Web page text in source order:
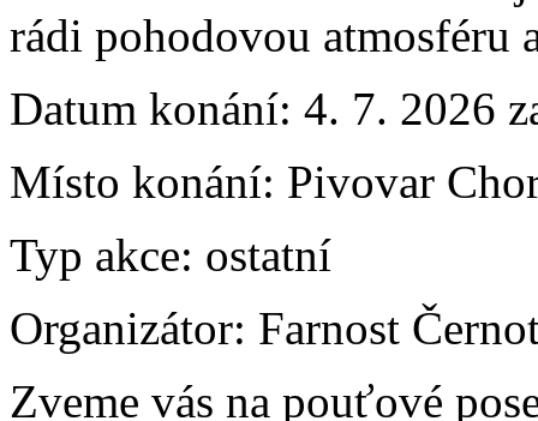
rádi pohodovou atmosféru
Datum konání: 4. 7. 2026
Místo konání: Pivovar
Typ akce: ostatní
Organizátor: Farnost
Zveme vás na pouťové